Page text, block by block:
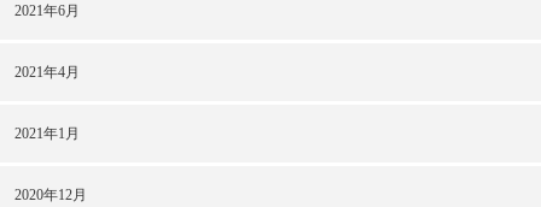
2021年6月
2021年4月
2021年1月
2020年12月